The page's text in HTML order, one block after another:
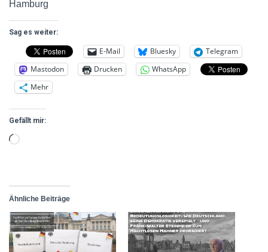
Hamburg
Sag es weiter:
E-Mail Bluesky
Telegram
Mastodon
Drucken
WhatsApp
Mehr
Gefällt mir:
Ähnliche Beiträge